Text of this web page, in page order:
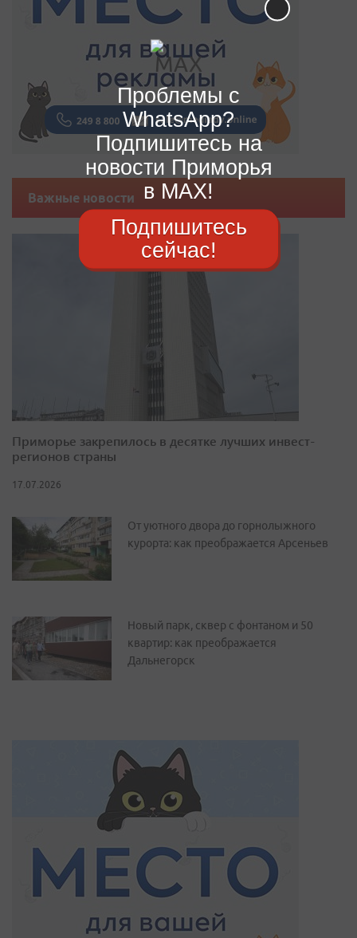
Важные новости
Приморье закрепилось в десятке лучших инвест-
регионов страны
17.07.2026
От уютного двора до горнолыжного
курорта: как преображается Арсеньев
Новый парк, сквер с фонтаном и 50
квартир: как преображается
Дальнегорск
Проблемы с
WhatsApp?
Подпишитесь на
новости Приморья
в MAX!
Подпишитесь
сейчас!